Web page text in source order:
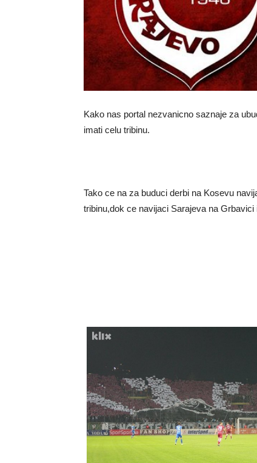
Kako nas portal nezvanicno saznaje za
imati celu tribinu.
Tako ce na za buduci derbi na Kosevu
tribinu,dok ce navijaci Sarajeva na